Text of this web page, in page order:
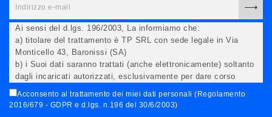
Ai sensi del d.lgs. 196/2003, La informiamo che:
a) titolare del trattamento è TP SRL con sede legale in Via
Monticello 43, Baronissi (SA)
b) i Suoi dati saranno trattati (anche elettronicamente) soltanto
dagli incaricati autorizzati, esclusivamente per dare corso
all'invio della newsletter e per l'invio (anche via email) di
informazioni relative alle iniziative del Titolare;
Acconsento al trattamento dei miei dati personali (Regolamento
2016/679 - GDPR e d.lgs. n.196 del 30/6/2003)